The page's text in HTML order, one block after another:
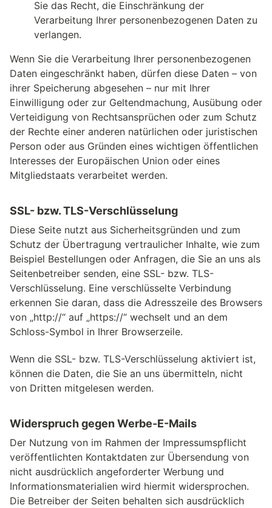
Sie das Recht, die Einschränkung der
Verarbeitung Ihrer personenbezogenen Daten zu
verlangen.
Wenn Sie die Verarbeitung Ihrer personenbezogenen
Daten eingeschränkt haben, dürfen diese Daten – von
ihrer Speicherung abgesehen – nur mit Ihrer
Einwilligung oder zur Geltendmachung, Ausübung oder
Verteidigung von Rechtsansprüchen oder zum Schutz
der Rechte einer anderen natürlichen oder juristischen
Person oder aus Gründen eines wichtigen öffentlichen
Interesses der Europäischen Union oder eines
Mitgliedstaats verarbeitet werden.
SSL- bzw. TLS-Verschlüsselung
Diese Seite nutzt aus Sicherheitsgründen und zum
Schutz der Übertragung vertraulicher Inhalte, wie zum
Beispiel Bestellungen oder Anfragen, die Sie an uns als
Seitenbetreiber senden, eine SSL- bzw. TLS-
Verschlüsselung. Eine verschlüsselte Verbindung
erkennen Sie daran, dass die Adresszeile des Browsers
von „http://“ auf „https://“ wechselt und an dem
Schloss-Symbol in Ihrer Browserzeile.
Wenn die SSL- bzw. TLS-Verschlüsselung aktiviert ist,
können die Daten, die Sie an uns übermitteln, nicht
von Dritten mitgelesen werden.
Widerspruch gegen Werbe-E-Mails
Der Nutzung von im Rahmen der Impressumspflicht
veröffentlichten Kontaktdaten zur Übersendung von
nicht ausdrücklich angeforderter Werbung und
Informationsmaterialien wird hiermit widersprochen.
Die Betreiber der Seiten behalten sich ausdrücklich